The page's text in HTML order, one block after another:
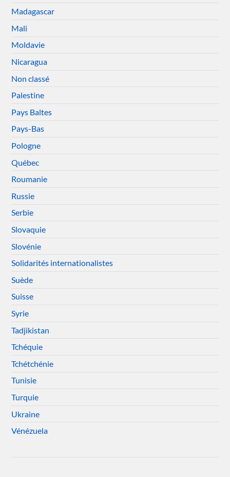
Madagascar
Mali
Moldavie
Nicaragua
Non classé
Palestine
Pays Baltes
Pays-Bas
Pologne
Québec
Roumanie
Russie
Serbie
Slovaquie
Slovénie
Solidarités internationalistes
Suède
Suisse
Syrie
Tadjikistan
Tchéquie
Tchétchénie
Tunisie
Turquie
Ukraine
Vénézuela